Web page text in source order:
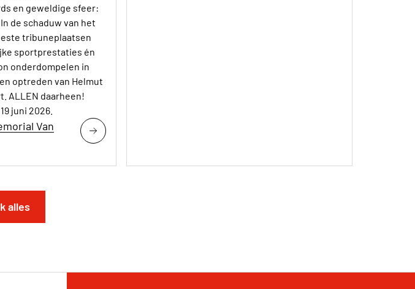
en geweldige sfeer:
de schaduw van het
tribuneplaatsen
sportprestaties én
onderdompelen in
optreden van Helmut
ALLEN daarheen!
juni 2026.
Van
alles